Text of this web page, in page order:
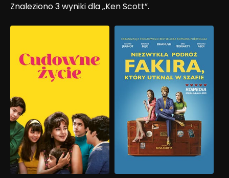
Znaleziono 3 wyniki dla „Ken Scott”.